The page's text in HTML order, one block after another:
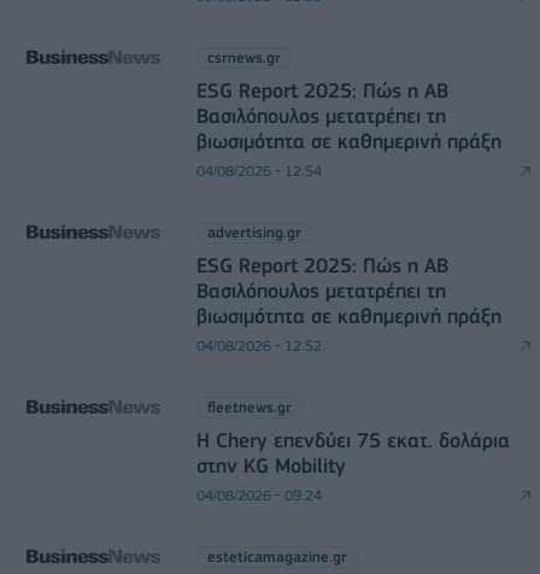
csrnews.gr
ESG Report 2025: Πώς η ΑΒ
Βασιλόπουλος μετατρέπει τη
βιωσιμότητα σε καθημερινή πράξη
04/08/2026 - 12:54
advertising.gr
ESG Report 2025: Πώς η ΑΒ
Βασιλόπουλος μετατρέπει τη
βιωσιμότητα σε καθημερινή πράξη
04/08/2026 - 12:52
fleetnews.gr
Η Chery επενδύει 75 εκατ. δολάρια
στην KG Mobility
04/08/2026 - 09:24
esteticamagazine.gr